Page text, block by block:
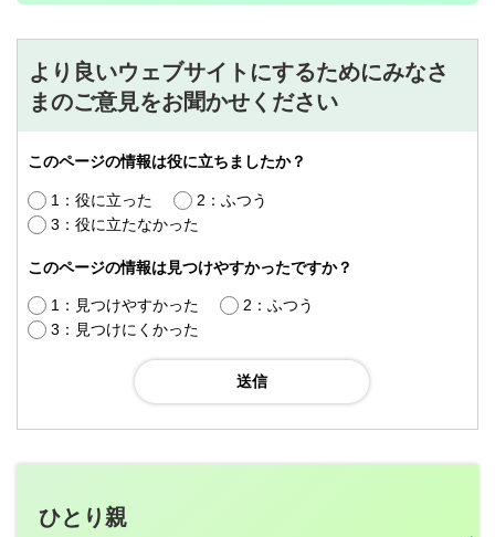
より良いウェブサイトにするためにみなさ
まのご意見をお聞かせください
このページの情報は役に立ちましたか？
1：役に立った
2：ふつう
3：役に立たなかった
このページの情報は見つけやすかったですか？
1：見つけやすかった
2：ふつう
3：見つけにくかった
ひとり親